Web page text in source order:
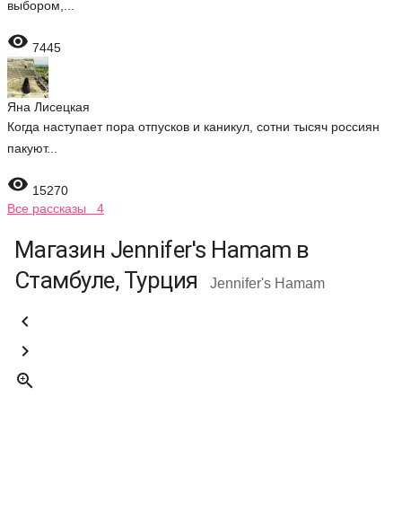
выбором,...
 7445
Яна Лисецкая
Когда наступает пора отпусков и каникул, сотни тысяч россиян
пакуют...
 15270
Все рассказы 4
Магазин Jennifer's Hamam в
Стамбуле, Турция
Jennifer's Hamam


